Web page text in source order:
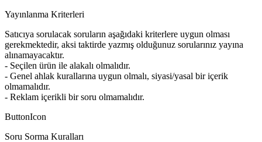
Yayınlanma Kriterleri
Satıcıya sorulacak soruların aşağıdaki kriterlere uygun olması
gerekmektedir, aksi taktirde yazmış olduğunuz sorularınız yayına
alınamayacaktır.
- Seçilen ürün ile alakalı olmalıdır.
- Genel ahlak kurallarına uygun olmalı, siyasi/yasal bir içerik
olmamalıdır.
- Reklam içerikli bir soru olmamalıdır.
ButtonIcon
Soru Sorma Kuralları